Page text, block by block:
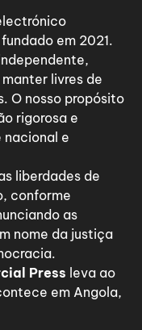
em 2021.
livres de
O nosso propósito
rigorosa e
e
liberdades de
conforme
as
nome da justiça
Press leva ao
em Angola,